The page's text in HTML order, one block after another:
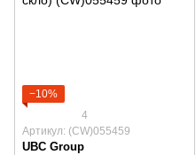
−10%
4
Артикул: (CW)055459
UBC Group